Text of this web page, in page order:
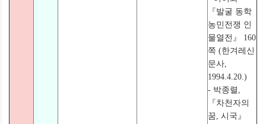
『발굴 동학
농민전쟁 인
물열전』 160
쪽 (한겨레신
문사,
1994.4.20.)
- 박종렬,
『차천자의
꿈, 시국』